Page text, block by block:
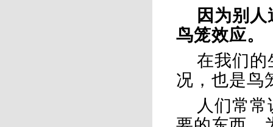
因为别
鸟笼效应。
在我们的
况，也是鸟
人们常